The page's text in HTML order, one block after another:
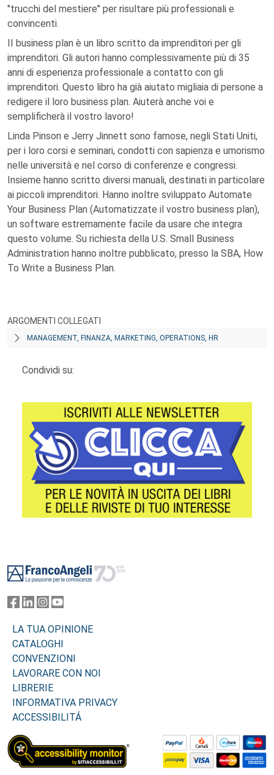
"trucchi del mestiere" per risultare più professionali e
convincenti.
II business plan è un libro scritto da imprenditori per gli
imprenditori. Gli autori hanno complessivamente più di 35
anni di esperienza professionale a contatto con gli
imprenditori. Questo libro ha già aiutato migliaia di persone a
redigere il loro business plan. Aiuterà anche voi e
semplificherà il vostro lavoro!
Linda Pinson e Jerry Jinnett sono famose, negli Stati Uniti,
per i loro corsi e seminari, condotti con sapienza e umorismo
nelle università e nel corso di conferenze e congressi.
Insieme hanno scritto diversi manuali, destinati in particolare
ai piccoli imprenditori. Hanno inoltre sviluppato Automate
Your Business Plan (Automatizzate il vostro business plan),
un software estremamente facile da usare che integra
questo volume. Su richiesta della U.S. Small Business
Administration hanno inoltre pubblicato, presso la SBA, How
To Write a Business Plan.
ARGOMENTI COLLEGATI
MANAGEMENT, FINANZA, MARKETING, OPERATIONS, HR
Condividi su:
LA TUA OPINIONE
CATALOGHI
CONVENZIONI
LAVORARE CON NOI
LIBRERIE
INFORMATIVA PRIVACY
ACCESSIBILITÁ